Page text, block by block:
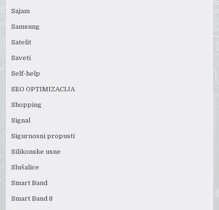
Sajam
Samsung
Satelit
Saveti
Self-help
SEO OPTIMIZACIJA
Shopping
Signal
Sigurnosni propusti
Silikonske usne
Slušalice
Smart Band
Smart Band 8